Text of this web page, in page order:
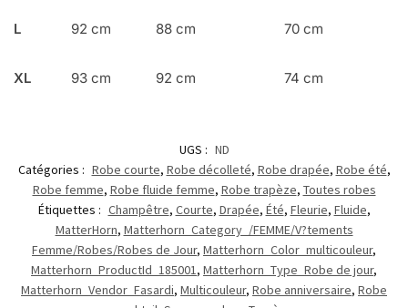
L 92 cm 88 cm 70 cm
XL 93 cm 92 cm 74 cm
UGS : ND
Catégories : Robe courte, Robe décolleté, Robe drapée, Robe été,
Robe femme, Robe fluide femme, Robe trapèze, Toutes robes
Étiquettes : Champêtre, Courte, Drapée, Été, Fleurie, Fluide,
MatterHorn, Matterhorn_Category_/FEMME/V?tements
Femme/Robes/Robes de Jour, Matterhorn_Color_multicouleur,
Matterhorn_ProductId_185001, Matterhorn_Type_Robe de jour,
Matterhorn_Vendor_Fasardi, Multicouleur, Robe anniversaire, Robe